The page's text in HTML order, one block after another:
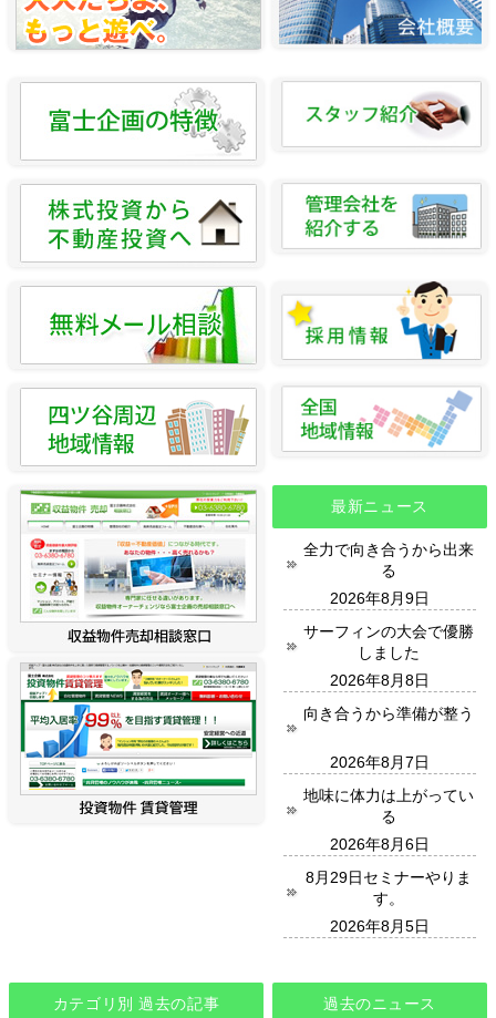
最新ニュース
全力で向き合うから出来
る
2026年8月9日
サーフィンの大会で優勝
しました
2026年8月8日
向き合うから準備が整う
2026年8月7日
地味に体力は上がってい
る
2026年8月6日
8月29日セミナーやりま
す。
2026年8月5日
カテゴリ別 過去の記事
過去のニュース